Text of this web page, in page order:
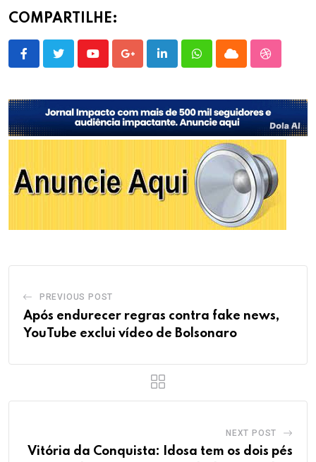
COMPARTILHE:
YoutubeGoogle+LinkedInWhatsappCloud
PREVIOUS POST
Após endurecer regras contra fake news,
YouTube exclui vídeo de Bolsonaro
NEXT POST
Vitória da Conquista: Idosa tem os dois pés